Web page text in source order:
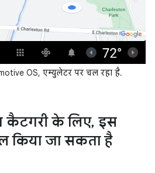
OS, एम्युलेटर पर चल रहा है.
कैटगरी के लिए, इस
किया जा सकता है